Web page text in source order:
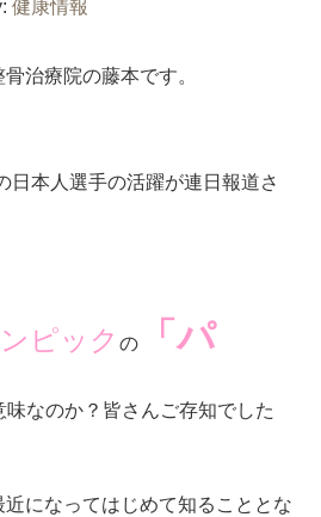
健康情報
治療院の藤本です。
日本人選手の活躍が連日報道さ
ピック の「パ
味なのか？皆さんご存知でした
になってはじめて知ることとな